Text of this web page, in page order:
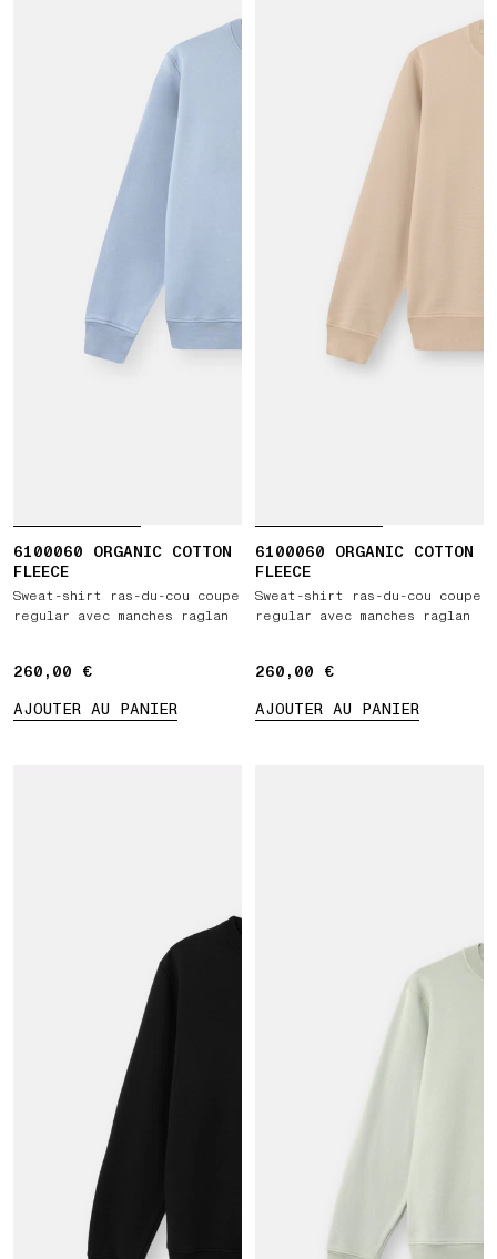
6100060 ORGANIC COTTON
FLEECE
Sweat-shirt ras-du-cou coupe
regular avec manches raglan
260,00 €
260,00 €
AJOUTER AU PANIER
6100060 ORGANIC COTTON
FLEECE
Sweat-shirt ras-du-cou coupe
regular avec manches raglan
260,00 €
260,00 €
AJOUTER AU PANIER